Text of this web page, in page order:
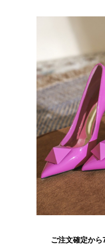
ご注文確定から